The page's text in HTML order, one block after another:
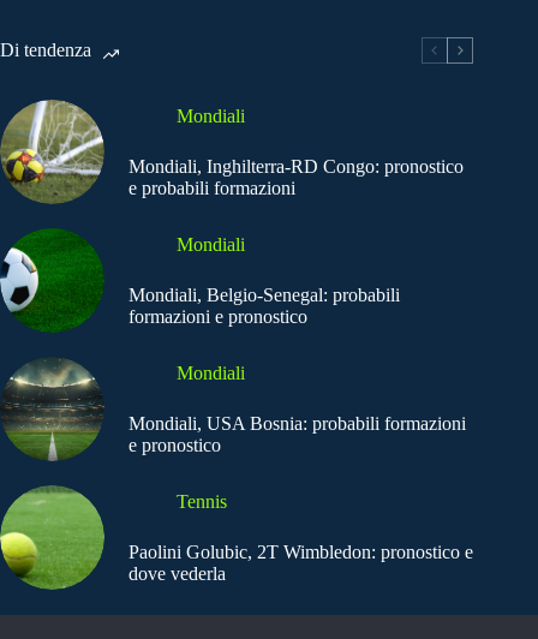
Di tendenza
Mondiali
Mondiali, Inghilterra-RD Congo: pronostico
e probabili formazioni
Mondiali
Mondiali, Belgio-Senegal: probabili
formazioni e pronostico
Mondiali
Mondiali, USA Bosnia: probabili formazioni
e pronostico
Tennis
Paolini Golubic, 2T Wimbledon: pronostico e
dove vederla